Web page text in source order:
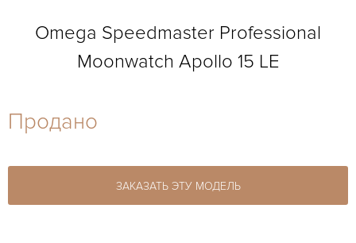
27-44
Omega Speedmaster Professional
Moonwatch Apollo 15 LE
Продано
ЗАКАЗАТЬ ЭТУ МОДЕЛЬ